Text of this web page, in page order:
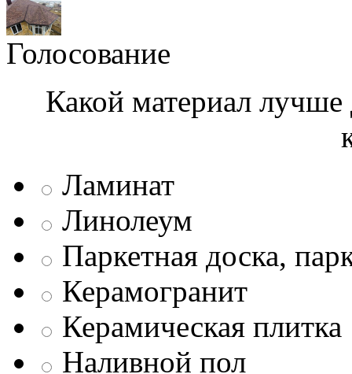
Голосование
Какой материал
Ламинат
Линолеум
Паркетная доска,
Керамогранит
Керамическая плитка
Наливной пол